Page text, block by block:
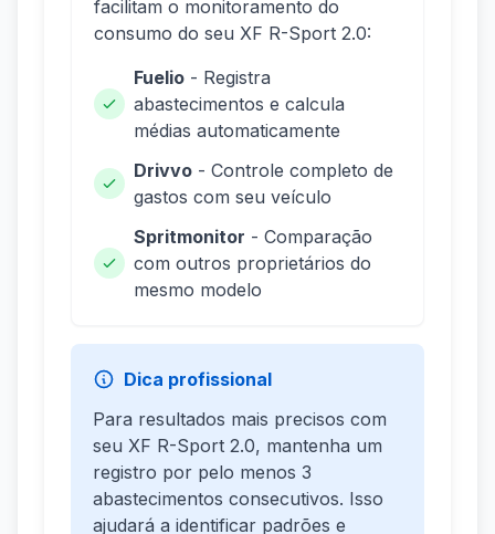
facilitam o monitoramento do
consumo do seu XF R-Sport 2.0:
Fuelio - Registra
abastecimentos e calcula
médias automaticamente
Drivvo - Controle completo de
gastos com seu veículo
Spritmonitor - Comparação
com outros proprietários do
mesmo modelo
Dica profissional
Para resultados mais precisos com
seu XF R-Sport 2.0, mantenha um
registro por pelo menos 3
abastecimentos consecutivos. Isso
ajudará a identificar padrões e